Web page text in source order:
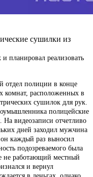
сушилки из
планировал реализовать
отдел полиции в конце
комнат, расположенных в
сушилок для рук.
полицейские
видеозаписи отчетливо
дней заходил мужчина
каждый раз выносил
подозреваемого была
не работающий местный
и вернул